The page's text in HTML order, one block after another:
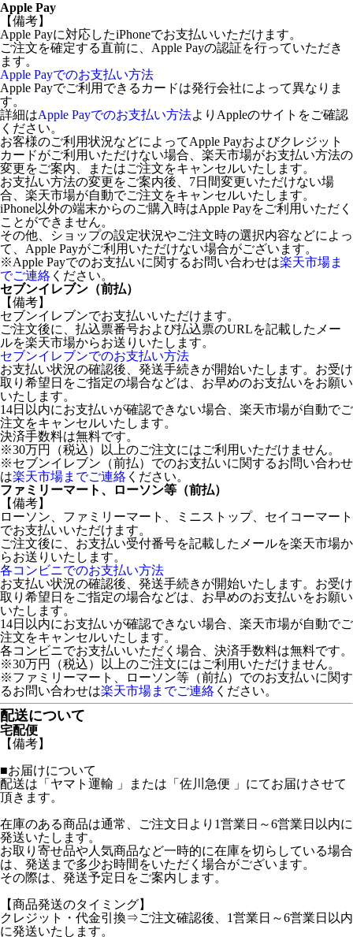
Apple Pay
【備考】
Apple Payに対応したiPhoneでお支払いいただけます。
ご注文を確定する直前に、Apple Payの認証を行っていただき
ます。
Apple Payでのお支払い方法
Apple Payでご利用できるカードは発行会社によって異なりま
す。
詳細はApple Payでのお支払い方法よりAppleのサイトをご確認
ください。
お客様のご利用状況などによってApple Payおよびクレジット
カードがご利用いただけない場合、楽天市場がお支払い方法の
変更をご案内、またはご注文をキャンセルいたします。
お支払い方法の変更をご案内後、7日間変更いただけない場
合、楽天市場が自動でご注文をキャンセルいたします。
iPhone以外の端末からのご購入時はApple Payをご利用いただく
ことができません。
その他、ショップの設定状況やご注文時の選択内容などによっ
て、Apple Payがご利用いただけない場合がございます。
※Apple Payでのお支払いに関するお問い合わせは楽天市場ま
でご連絡 ください。
セブンイレブン（前払）
【備考】
セブンイレブンでお支払いいただけます。
ご注文後に、払込票番号および払込票のURLを記載したメー
ルを楽天市場からお送りいたします。
セブンイレブンでのお支払い方法
お支払い状況の確認後、発送手続きが開始いたします。お受け
取り希望日をご指定の場合などは、お早めのお支払いをお願い
いたします。
14日以内にお支払いが確認できない場合、楽天市場が自動でご
注文をキャンセルいたします。
決済手数料は無料です。
※30万円（税込）以上のご注文にはご利用いただけません。
※セブンイレブン（前払）でのお支払いに関するお問い合わせ
は楽天市場までご連絡 ください。
ファミリーマート、ローソン等（前払）
【備考】
ローソン、ファミリーマート、ミニストップ、セイコーマート
でお支払いいただけます。
ご注文後に、お支払い受付番号を記載したメールを楽天市場か
らお送りいたします。
各コンビニでのお支払い方法
お支払い状況の確認後、発送手続きが開始いたします。お受け
取り希望日をご指定の場合などは、お早めのお支払いをお願い
いたします。
14日以内にお支払いが確認できない場合、楽天市場が自動でご
注文をキャンセルいたします。
各コンビニでお支払いいただく場合、決済手数料は無料です。
※30万円（税込）以上のご注文にはご利用いただけません。
※ファミリーマート、ローソン等（前払）でのお支払いに関す
るお問い合わせは楽天市場までご連絡 ください。
配送について
宅配便
【備考】
■お届けについて
配送は「ヤマト運輸 」または「佐川急便 」にてお届けさせて
頂きます。
在庫のある商品は通常、ご注文日より1営業日～6営業日以内に
発送いたします。
お取り寄せ品や人気商品など一時的に在庫を切らしている場合
は、発送まで多少お時間をいただく場合がございます。
その際は、発送予定日をご案内します。
【商品発送のタイミング】
クレジット・代金引換⇒ご注文確認後、1営業日～6営業日以内
に発送いたします。